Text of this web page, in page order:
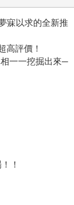
寐以求的全新推
高評價！
一一挖掘出來─
！